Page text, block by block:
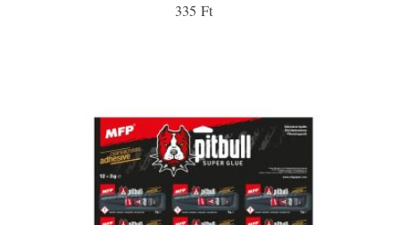
335 Ft